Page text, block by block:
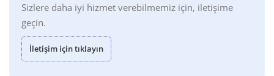
Sizlere daha iyi hizmet verebilmemiz için, iletişime
geçin.
İletişim için tıklayın